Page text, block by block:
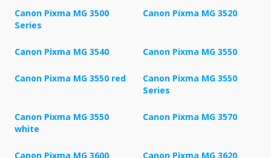
Canon Pixma MG 3500
Series
Canon Pixma MG 3520
Canon Pixma MG 3540 Canon Pixma MG 3550
Canon Pixma MG 3550 red
Canon Pixma MG 3550
Series
Canon Pixma MG 3550
white
Canon Pixma MG 3570
Canon Pixma MG 3600
Canon Pixma MG 3620